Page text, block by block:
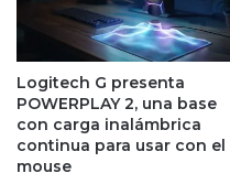
Logitech G presenta
POWERPLAY 2, una base
con carga inalámbrica
continua para usar con el
mouse